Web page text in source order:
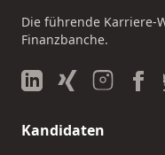
Die führende Karriere-
Finanzbanche.
Kandidaten